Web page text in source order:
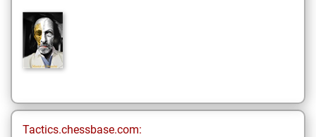
Tactics.chessbase.com: